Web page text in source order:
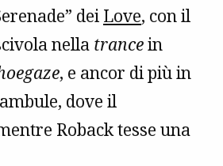
dei Love, con il
nella trancein
, e ancor di più in
dove il
Roback tesse una